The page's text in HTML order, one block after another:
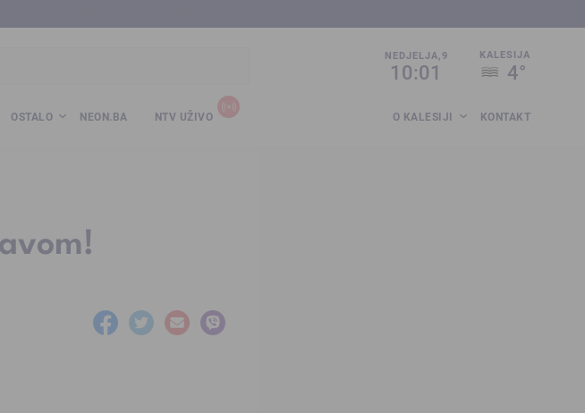
NEDJELJA,9
10:01
KALESIJA
4°
OSTALO NEON.BA NTV UŽIVO O KALESIJI KONTAKT